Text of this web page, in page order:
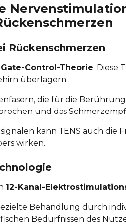
Rückenschmerzen
Gate-Control-Theorie. Diese
überlagern.
die für die
und das
kann TENS auch die
wirken.
12-Kanal-
Behandlung durch
Bedürfnissen des